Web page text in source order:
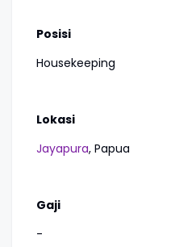
Posisi
Housekeeping
Lokasi
Jayapura, Papua
Gaji
-